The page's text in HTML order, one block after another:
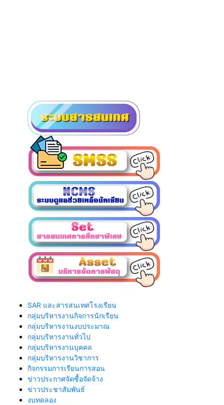
SAR และสารสนเทศโรงเรียน
กลุ่มบริหารงานกิจการนักเรียน
กลุ่มบริหารงานงบประมาณ
กลุ่มบริหารงานทั่วไป
กลุ่มบริหารงานบุคคล
กลุ่มบริหารงานวิชาการ
กิจกรรมการเรียนการสอน
ข่าวประกาศจัดซื้อจัดจ้าง
ข่าวประชาสัมพันธ์
งบทดลอง